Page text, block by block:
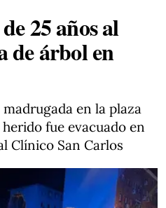
25 años al
de árbol en
en la plaza
fue evacuado en
Clínico San Carlos